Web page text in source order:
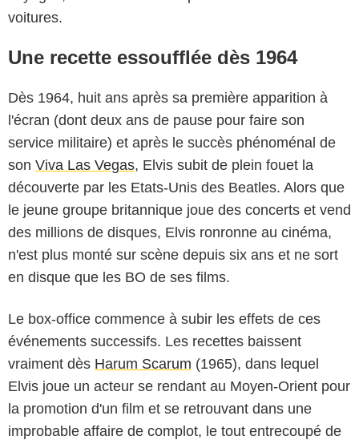
voitures.
Une recette essoufflée dès 1964
Dès 1964, huit ans après sa première apparition à
l'écran (dont deux ans de pause pour faire son
service militaire) et après le succès phénoménal de
son Viva Las Vegas, Elvis subit de plein fouet la
découverte par les Etats-Unis des Beatles. Alors que
le jeune groupe britannique joue des concerts et vend
des millions de disques, Elvis ronronne au cinéma,
n'est plus monté sur scène depuis six ans et ne sort
en disque que les BO de ses films.
Le box-office commence à subir les effets de ces
événements successifs. Les recettes baissent
vraiment dès Harum Scarum (1965), dans lequel
Elvis joue un acteur se rendant au Moyen-Orient pour
la promotion d'un film et se retrouvant dans une
improbable affaire de complot, le tout entrecoupé de